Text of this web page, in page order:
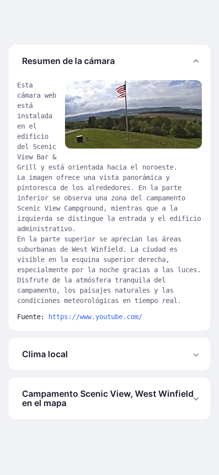
Resumen de la cámara
Esta
cámara web
está
instalada
en el
edificio
del Scenic
View Bar &
Grill y está orientada hacia el noroeste.
La imagen ofrece una vista panorámica y
pintoresca de los alrededores. En la parte
inferior se observa una zona del campamento
Scenic View Campground, mientras que a la
izquierda se distingue la entrada y el edificio
administrativo.
En la parte superior se aprecian las áreas
suburbanas de West Winfield. La ciudad es
visible en la esquina superior derecha,
especialmente por la noche gracias a las luces.
Disfrute de la atmósfera tranquila del
campamento, los paisajes naturales y las
condiciones meteorológicas en tiempo real.
Fuente: https://www.youtube.com/
Clima local
Campamento Scenic View, West Winfield
en el mapa